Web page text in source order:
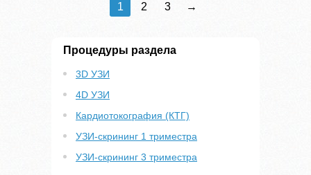
1 2 3 →
Процедуры раздела
3D УЗИ
4D УЗИ
Кардиотокография (КТГ)
УЗИ-скрининг 1 триместра
УЗИ-скрининг 3 триместра